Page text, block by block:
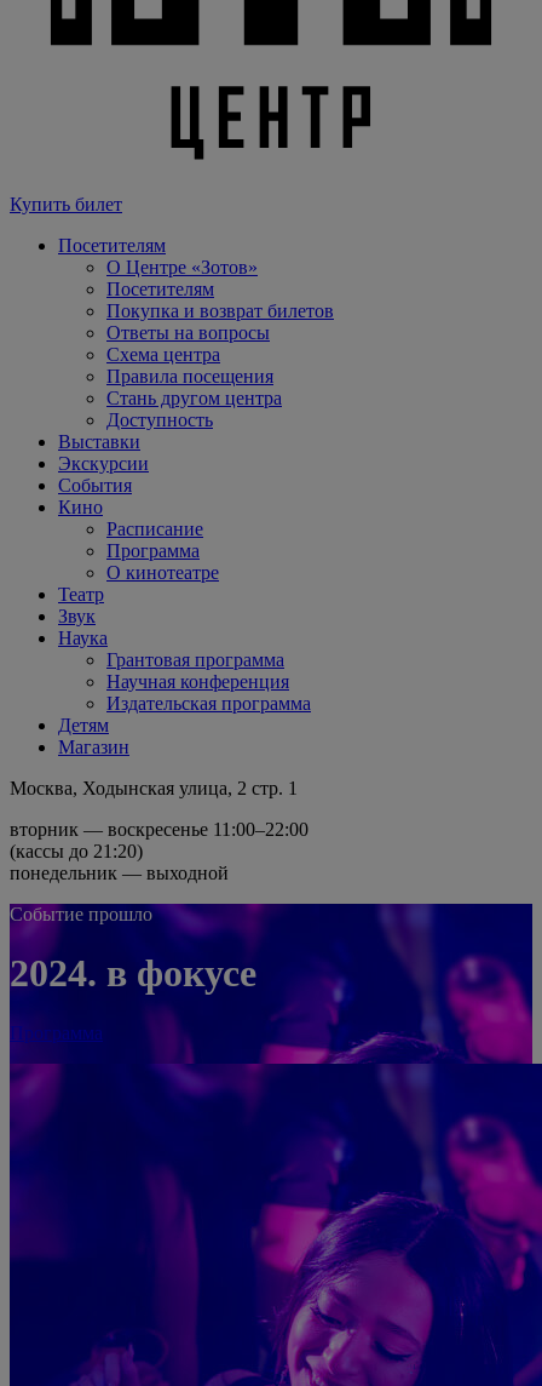
Купить билет
Посетителям
О Центре «Зотов»
Посетителям
Покупка и возврат билетов
Ответы на вопросы
Схема центра
Правила посещения
Стань другом центра
Доступность
Выставки
Экскурсии
События
Кино
Расписание
Программа
О кинотеатре
Театр
Звук
Наука
Грантовая программа
Научная конференция
Издательская программа
Детям
Магазин
Москва, Ходынская улица, 2 стр. 1
вторник — воскресенье 11:00–22:00
(кассы до 21:20)
понедельник — выходной
Событие прошло
2024. в фокусе
Программа